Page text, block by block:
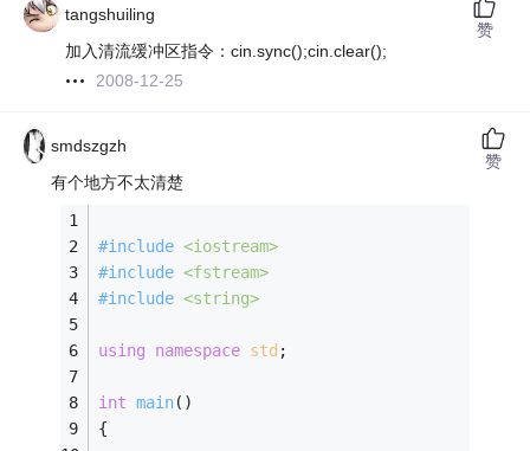
tangshuiling
加入清流缓冲区指令：cin.sync();cin.clear();
2008-12-25
赞
smdszgzh
有个地方不太清楚
#include <iostream>
#include <fstream>
#include <string>
using namespace std ;
int main()
{
赞